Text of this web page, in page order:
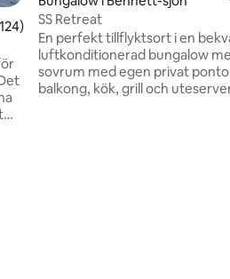
i genomsnittligt betyg, 124
SS Retreat
En perfekt tillflyktsort i en
luftkonditionerad bungalow
sovrum med egen privat
balkong, kök, grill och